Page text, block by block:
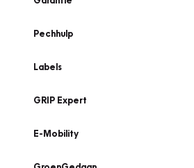
Pechhulp
Labels
GRIP Expert
E-Mobility